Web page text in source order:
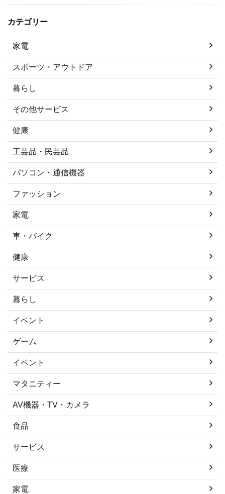
カテゴリー
家電
スポーツ・アウトドア
暮らし
その他サービス
健康
工芸品・民芸品
パソコン・通信機器
ファッション
家電
車・バイク
健康
サービス
暮らし
イベント
ゲーム
イベント
マタニティー
AV機器・TV・カメラ
食品
サービス
医療
家電